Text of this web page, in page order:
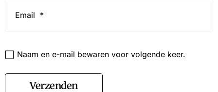
Naam en e-mail bewaren voor volgende keer.
Verzenden